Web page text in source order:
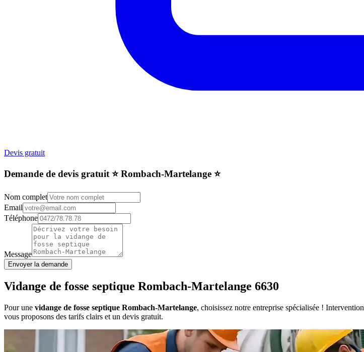
Devis gratuit
Demande de devis gratuit ⭐️ Rombach-Martelange ⭐️
Nom complet
Email
Téléphone
Message
Envoyer la demande
Vidange de fosse septique Rombach-Martelange 6630
Pour une vidange de fosse septique Rombach-Martelange, choisissez notre entreprise spécialisée !
vous proposons des tarifs clairs et un devis gratuit.